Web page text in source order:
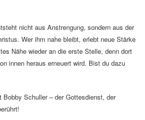
nicht aus Anstrengung, sondern aus der
Wer ihm nahe bleibt, erlebt neue Stärke
Nähe wieder an die erste Stelle, denn dort
innen heraus erneuert wird. Bist du dazu
Bobby Schuller – der Gottesdienst, der